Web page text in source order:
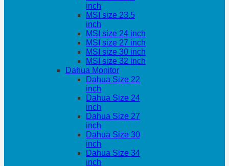
inch
MSI size 23.5
inch
MSI size 24 inch
MSI size 27 inch
MSI size 30 inch
MSI size 32 inch
Dahua Monitor
Dahua Size 22
inch
Dahua Size 24
inch
Dahua Size 27
inch
Dahua Size 30
inch
Dahua Size 34
inch